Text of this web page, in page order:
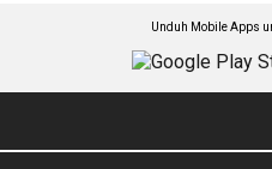
Unduh Mobile Apps